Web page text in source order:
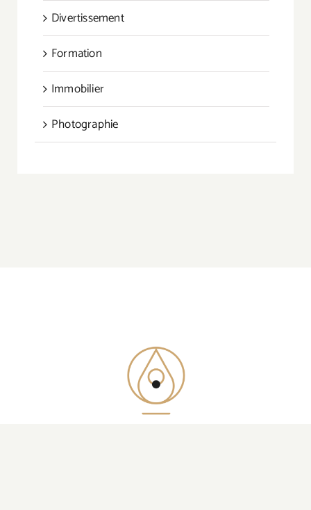
Divertissement
Formation
Immobilier
Photographie